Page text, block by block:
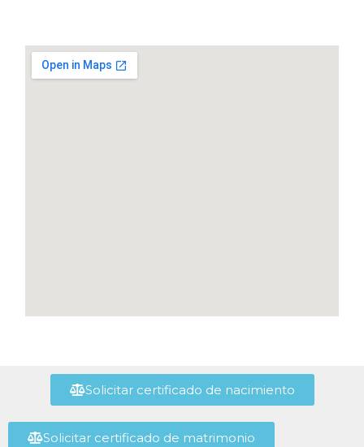
Solicitar certificado de nacimiento
Solicitar certificado de matrimonio